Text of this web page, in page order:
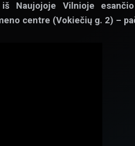
Naujojoje Vilnioje
centre (Vokiečių g. 2) –